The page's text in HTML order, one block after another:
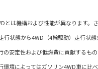
とは機構および性能が異なります。
行状態から4WD（4輪駆動）走行状
の安定性および低燃費に貢献する
環境によってはガソリン4WD車に比